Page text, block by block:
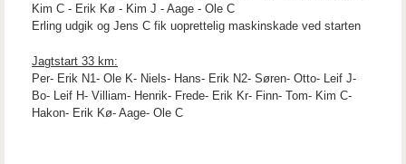
Kim C - Erik Kø - Kim J - Aage - Ole C
Erling udgik og Jens C fik uoprettelig maskinskade ved starten
Jagtstart 33 km:
Per- Erik N1- Ole K- Niels- Hans- Erik N2- Søren- Otto- Leif J-
Bo- Leif H- Villiam- Henrik- Frede- Erik Kr- Finn- Tom- Kim C-
Hakon- Erik Kø- Aage- Ole C